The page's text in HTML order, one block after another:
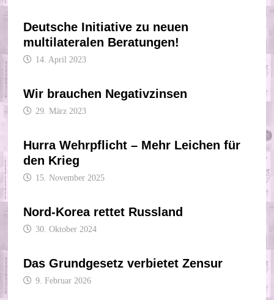
Deutsche Initiative zu neuen
multilateralen Beratungen!
14. April 2023
Wir brauchen Negativzinsen
29. März 2023
Hurra Wehrpflicht – Mehr Leichen für
den Krieg
15. November 2025
Nord-Korea rettet Russland
30. Oktober 2024
Das Grundgesetz verbietet Zensur
9. Februar 2026